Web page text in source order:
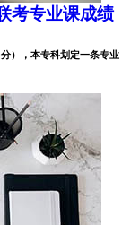
考专业课成绩
），本专科划定一条专业